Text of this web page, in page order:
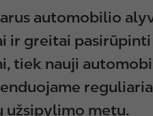
automobilio
ir greitai
tiek nauji
užsipylimo metu.